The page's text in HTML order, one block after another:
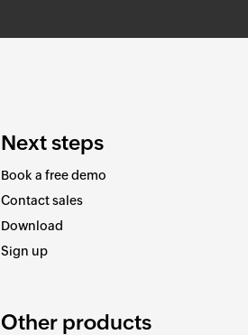
Next steps
Book a free demo
Contact sales
Download
Sign up
Other products